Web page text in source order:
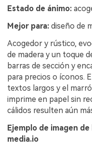
Estado de ánimo:
Mejor para: diseño de
Acogedor y rústico,
de madera y un toque
barras de sección y
para precios o íconos.
textos largos y el
imprime en papel sin
cálidos resulten aún
Ejemplo de imagen
media.io